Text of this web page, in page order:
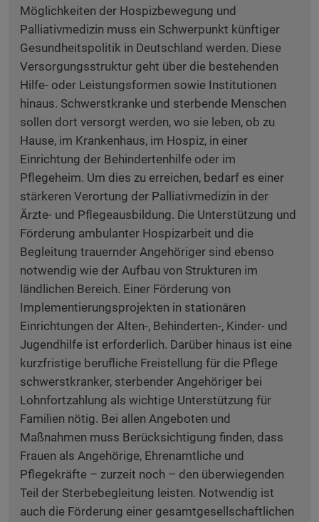
Möglichkeiten der Hospizbewegung und
Palliativmedizin muss ein Schwerpunkt künftiger
Gesundheitspolitik in Deutschland werden. Diese
Versorgungsstruktur geht über die bestehenden
Hilfe- oder Leistungsformen sowie Institutionen
hinaus. Schwerstkranke und sterbende Menschen
sollen dort versorgt werden, wo sie leben, ob zu
Hause, im Krankenhaus, im Hospiz, in einer
Einrichtung der Behindertenhilfe oder im
Pflegeheim. Um dies zu erreichen, bedarf es einer
stärkeren Verortung der Palliativmedizin in der
Ärzte- und Pflegeausbildung. Die Unterstützung und
Förderung ambulanter Hospizarbeit und die
Begleitung trauernder Angehöriger sind ebenso
notwendig wie der Aufbau von Strukturen im
ländlichen Bereich. Einer Förderung von
Implementierungsprojekten in stationären
Einrichtungen der Alten-, Behinderten-, Kinder- und
Jugendhilfe ist erforderlich. Darüber hinaus ist eine
kurzfristige berufliche Freistellung für die Pflege
schwerstkranker, sterbender Angehöriger bei
Lohnfortzahlung als wichtige Unterstützung für
Familien nötig. Bei allen Angeboten und
Maßnahmen muss Berücksichtigung finden, dass
Frauen als Angehörige, Ehrenamtliche und
Pflegekräfte – zurzeit noch – den überwiegenden
Teil der Sterbebegleitung leisten. Notwendig ist
auch die Förderung einer gesamtgesellschaftlichen